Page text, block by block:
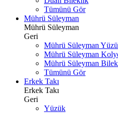
Tümünü Gör
Mührü Süleyman
Mührü Süleyman
Geri
Mührü Süleyman
Mührü Süleyman
Mührü Süleyman
Tümünü Gör
Erkek Takı
Erkek Takı
Geri
Yüzük